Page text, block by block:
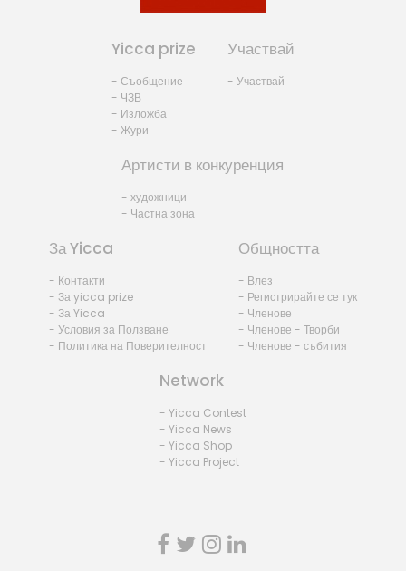
Yicca prize
- Съобщение
- ЧЗВ
- Изложба
- Жури
Участвай
- Участвай
Артисти в конкуренция
- художници
- Частна зона
За Yicca
- Контакти
- За yicca prize
- За Yicca
- Условия за Ползване
- Политика на Поверителност
Общността
- Влез
- Регистрирайте се тук
- Членове
- Членове - Творби
- Членове - събития
Network
- Yicca Contest
- Yicca News
- Yicca Shop
- Yicca Project